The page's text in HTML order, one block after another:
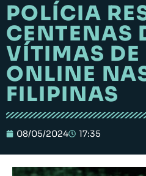
POLÍCIA
CENTENAS
VÍTIMAS DE
ONLINE
FILIPINAS
08/05/2024 17:35